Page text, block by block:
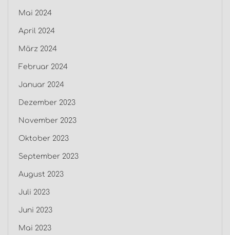
Mai 2024
April 2024
März 2024
Februar 2024
Januar 2024
Dezember 2023
November 2023
Oktober 2023
September 2023
August 2023
Juli 2023
Juni 2023
Mai 2023